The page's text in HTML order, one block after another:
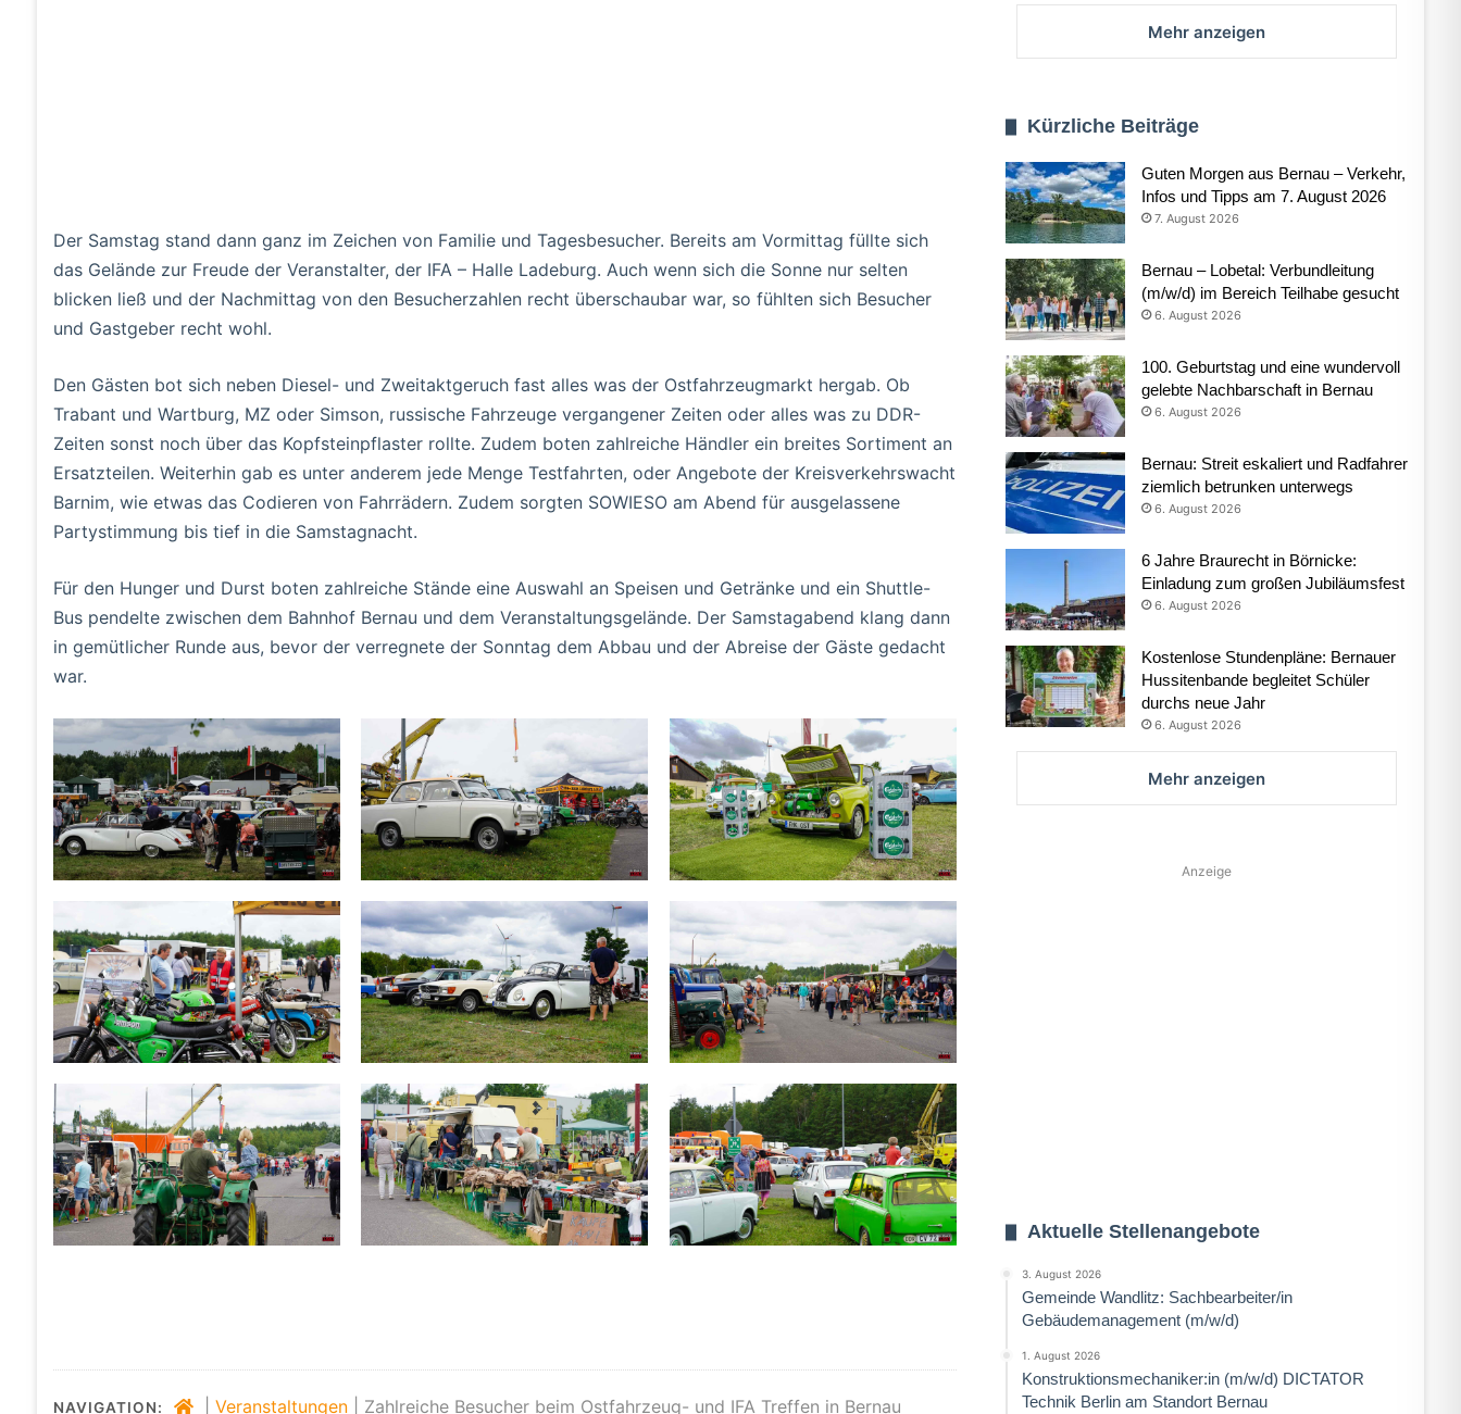
Der Samstag stand dann ganz im Zeichen von Familie und Tagesbesucher. Bereits am Vormittag füllte sich
das Gelände zur Freude der Veranstalter, der IFA – Halle Ladeburg. Auch wenn sich die Sonne nur selten
blicken ließ und der Nachmittag von den Besucherzahlen recht überschaubar war, so fühlten sich Besucher
und Gastgeber recht wohl.
Den Gästen bot sich neben Diesel- und Zweitaktgeruch fast alles was der Ostfahrzeugmarkt hergab. Ob
Trabant und Wartburg, MZ oder Simson, russische Fahrzeuge vergangener Zeiten oder alles was zu DDR-
Zeiten sonst noch über das Kopfsteinpflaster rollte. Zudem boten zahlreiche Händler ein breites Sortiment an
Ersatzteilen. Weiterhin gab es unter anderem jede Menge Testfahrten, oder Angebote der Kreisverkehrswacht
Barnim, wie etwas das Codieren von Fahrrädern. Zudem sorgten SOWIESO am Abend für ausgelassene
Partystimmung bis tief in die Samstagnacht.
Für den Hunger und Durst boten zahlreiche Stände eine Auswahl an Speisen und Getränke und ein Shuttle-
Bus pendelte zwischen dem Bahnhof Bernau und dem Veranstaltungsgelände. Der Samstagabend klang dann
in gemütlicher Runde aus, bevor der verregnete der Sonntag dem Abbau und der Abreise der Gäste gedacht
war.
NAVIGATION: Veranstaltungen| Zahlreiche Besucher beim Ostfahrzeug- und IFA Treffen in Bernau
Mehr anzeigen
Kürzliche Beiträge
Guten Morgen aus Bernau – Verkehr,
Infos und Tipps am 7. August 2026
7. August 2026
Bernau – Lobetal: Verbundleitung
(m/w/d) im Bereich Teilhabe gesucht
6. August 2026
100. Geburtstag und eine wundervoll
gelebte Nachbarschaft in Bernau
6. August 2026
Bernau: Streit eskaliert und Radfahrer
ziemlich betrunken unterwegs
6. August 2026
6 Jahre Braurecht in Börnicke:
Einladung zum großen Jubiläumsfest
6. August 2026
Kostenlose Stundenpläne: Bernauer
Hussitenbande begleitet Schüler
durchs neue Jahr
6. August 2026
Mehr anzeigen
Anzeige
Aktuelle Stellenangebote
3. August 2026
Gemeinde Wandlitz: Sachbearbeiter/in
Gebäudemanagement (m/w/d)
1. August 2026
Konstruktionsmechaniker:in (m/w/d) DICTATOR
Technik Berlin am Standort Bernau